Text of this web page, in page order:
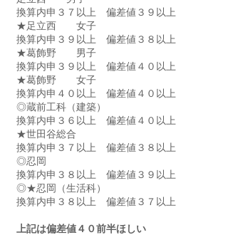
換算内申３７以上　偏差値３９以上
★足立西　　女子
換算内申３９以上　偏差値３８以上
★葛飾野　　男子
換算内申３９以上　偏差値４０以上
★葛飾野　　女子
換算内申４０以上　偏差値４０以上
◎蔵前工科（建築）
換算内申３６以上　偏差値４０以上
★世田谷総合
換算内申３７以上　偏差値３８以上
◎忍岡
換算内申３８以上　偏差値３９以上
◎★忍岡（生活科）
換算内申３８以上　偏差値３７以上
上記は偏差値４０前半ほしい